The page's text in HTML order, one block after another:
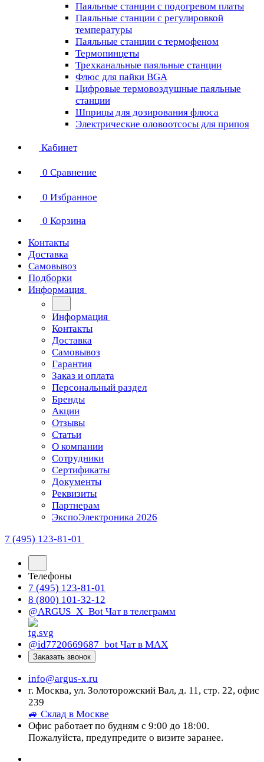
Паяльные станции с подогревом платы
Паяльные станции с регулировкой
температуры
Паяльные станции с термофеном
Термопинцеты
Трехканальные паяльные станции
Флюс для пайки BGA
Цифровые термовоздушные паяльные
станции
Шприцы для дозирования флюса
Электрические оловоотсосы для припоя
Кабинет
0 Сравнение
0 Избранное
0 Корзина
Контакты
Доставка
Самовывоз
Подборки
Информация
Информация
Контакты
Доставка
Самовывоз
Гарантия
Заказ и оплата
Персональный раздел
Бренды
Акции
Отзывы
Статьи
О компании
Сотрудники
Сертификаты
Документы
Реквизиты
Партнерам
ЭкспоЭлектроника 2026
7 (495) 123-81-01
Телефоны
7 (495) 123-81-01
8 (800) 101-32-12
@ARGUS_X_Bot Чат в телеграмм
@id7720669687_bot Чат в МАХ
Заказать звонок
info@argus-x.ru
г. Москва, ул. Золоторожский Вал, д. 11, стр. 22, офис
239
🚙 Склад в Москве
Офис работает по будням с 9:00 до 18:00.
Пожалуйста, предупредите о визите заранее.